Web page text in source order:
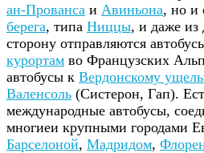
ан-Прованса и Авиньона, но и
берега, типа Ниццы, и даже из
сторону отправляются
курортам во Французских
автобусы к Вердонскому
Валенсоль (Систерон, Гап).
международные автобусы,
многиеи крупными городами
Барселоной, Мадридом,